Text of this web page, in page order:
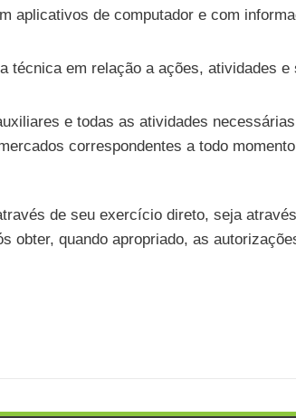
aplicativos de computador e com
técnica em relação a ações, atividades
e todas as atividades
correspondentes a todo
de seu exercício direto, seja
obter, quando apropriado, as